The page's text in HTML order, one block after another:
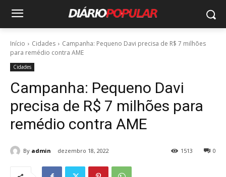
Início Cidades
Campanha: Pequeno Davi precisa de R$ 7 milhões
para remédio contra AME
Cidades
Campanha: Pequeno Davi
precisa de R$ 7 milhões para
remédio contra AME
By admin dezembro 18, 2022 0
1513